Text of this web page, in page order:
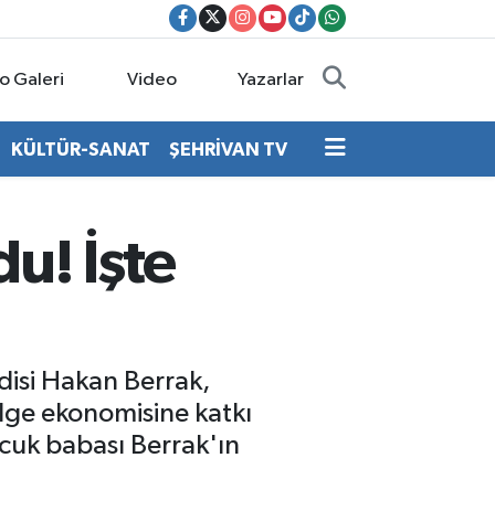
Galeri Video Yazarlar
KÜLTÜR-SANAT ŞEHRİVAN TV
İşte
Hakan Berrak,
ekonomisine katkı
babası Berrak'ın